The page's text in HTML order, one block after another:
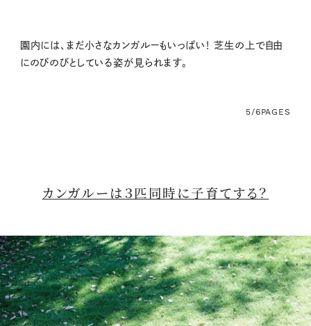
園内には、まだ小さなカンガルーもいっぱい！ 芝生の上で自由
にのびのびとしている姿が見られます。
5/6PAGES
カンガルーは３匹同時に子育てする？